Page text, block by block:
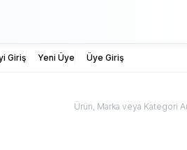
Giriş Yeni Üye Üye Giriş